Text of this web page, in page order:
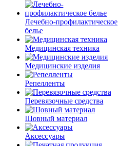
Лечебно-профилактическое
белье
Медицинская техника
Медицинские изделия
Репелленты
Перевязочные средства
Шовный материал
Аксессуары